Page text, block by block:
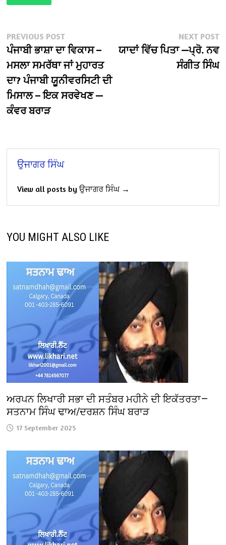
Post
navigation
PREVIOUS POSTPrevious
post:
ਪੰਜਾਬੀ ਭਾਸ਼ਾ ਦਾ ਵਿਕਾਸ –
ਮਸਲਾ ਸਮਰੱਥਾ ਜਾਂ ਮੁਹਾਰਤ
ਦਾ? ਪੰਜਾਬੀ ਯੂਨੀਵਰਸਿਟੀ ਦੀ
ਮਿਸਾਲ – ਇਕ ਸਰਵੇਖਣ —
ਕੰਵਰ ਬਰਾੜ
NEXT POST
ਯਾਦਾਂ ਵਿੱਚ ਪਿਤਾ —ਪ੍ਰੋ. ਨਵ
ਸੰਗੀਤ ਸਿੰਘ
ਉਜਾਗਰ ਸਿੰਘ
View all posts by ਉਜਾਗਰ ਸਿੰਘ →
YOU MIGHT ALSO LIKE
ਅਰਪਨ ਲਿਖਾਰੀ ਸਭਾ ਦੀ ਸਤੰਬਰ ਮਹੀਨੇ ਦੀ ਇਕੱਤਰਤਾ—
ਸਤਨਾਮ ਸਿੰਘ ਢਾਅ/ਦਰਸ਼ਨ ਸਿੰਘ ਬਰਾੜ
17 September 2025